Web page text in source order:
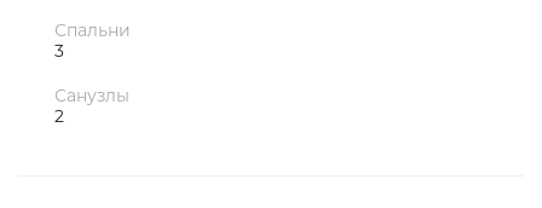
Спальни
3
Санузлы
2